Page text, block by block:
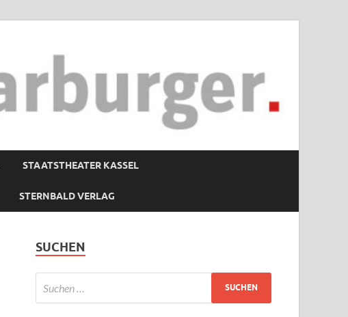
STAATSTHEATER KASSEL
STERNBALD VERLAG
SUCHEN